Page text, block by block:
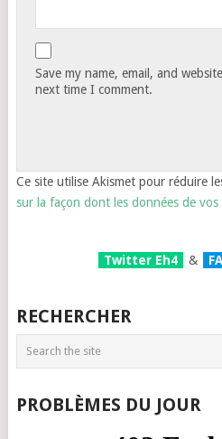
Save my name, email, and
next time I comment.
Ce site utilise Akismet pour réduire
sur la façon dont les données de
Twitter Eh4 &
RECHERCHER
PROBLÈMES DU JOUR